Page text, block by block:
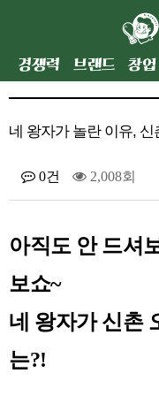
경쟁력 브랜드 창업
네 왕자가 놀란 이유,
0건 2,008회
아직도 안 드셔
보쇼~
네 왕자가 신촌
는?!